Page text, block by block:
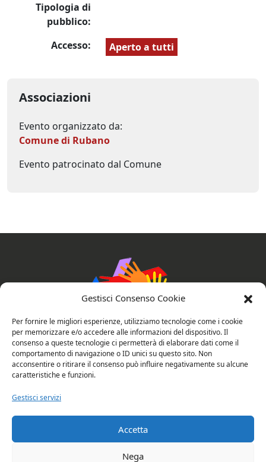
Gestisci Consenso Cookie
Per fornire le migliori esperienze, utilizziamo tecnologie come i cookie
per memorizzare e/o accedere alle informazioni del dispositivo. Il
consenso a queste tecnologie ci permetterà di elaborare dati come il
comportamento di navigazione o ID unici su questo sito. Non
acconsentire o ritirare il consenso può influire negativamente su alcune
caratteristiche e funzioni.
Gestisci servizi
Accetta
Nega
Tipologia di
pubblico:
Accesso:
Aperto a tutti
Associazioni
Evento organizzato da:
Comune di Rubano
Evento patrocinato dal Comune
AssociAzioni Connesse
Valutazione del sito
Copyright © 2026 Rubano: AssociAzioni